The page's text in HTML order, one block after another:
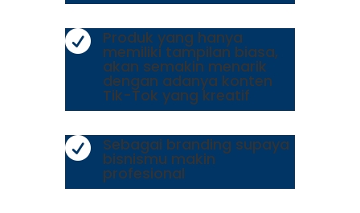
 Produk yang hanya
memiliki tampilan biasa,
akan semakin menarik
dengan adanya konten
Tik-Tok yang kreatif
 Sebagai branding supaya
bisnismu makin
profesional